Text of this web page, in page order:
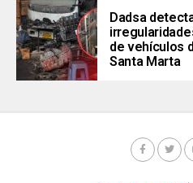
Dadsa
de vehículos
Santa Marta